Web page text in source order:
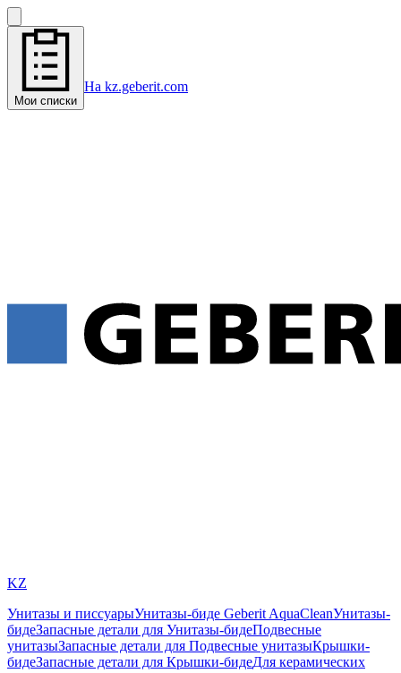
Мои списки
На kz.geberit.com
KZ
Унитазы и писсуарыУнитазы-биде Geberit AquaCleanУнитазы-
бидеЗапасные детали для Унитазы-бидеПодвесные
унитазыЗапасные детали для Подвесные унитазыКрышки-
бидеЗапасные детали для Крышки-бидеДля керамических